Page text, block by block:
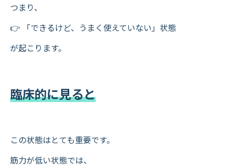
つまり、
👉 「できるけど、うまく使えていない」状態
が起こります。
臨床的に見ると
この状態はとても重要です。
筋力が低い状態では、